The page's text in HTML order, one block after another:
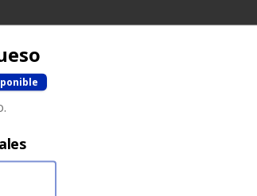
hay productos en el menú